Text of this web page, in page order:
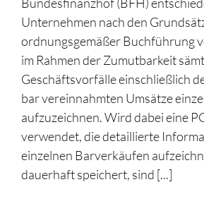
Unternehmen nach den
ordnungsgemäßer Buchführung
im Rahmen der Zumutbarkeit
Geschäftsvorfälle einschließlich
bar vereinnahmten Umsätze
aufzuzeichnen. Wird dabei eine
verwendet, die detaillierte
einzelnen Barverkäufen
dauerhaft speichert, sind [...]